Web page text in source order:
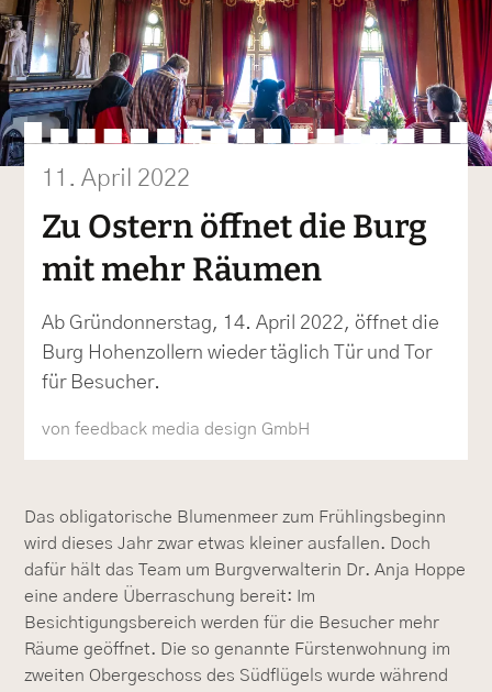
11. April 2022
Zu Ostern öffnet die Burg
mit mehr Räumen
Ab Gründonnerstag, 14. April 2022, öffnet die
Burg Hohenzollern wieder täglich Tür und Tor
für Besucher.
von feedback media design GmbH
Das obligatorische Blumenmeer zum Frühlingsbeginn
wird dieses Jahr zwar etwas kleiner ausfallen. Doch
dafür hält das Team um Burgverwalterin Dr. Anja Hoppe
eine andere Überraschung bereit: Im
Besichtigungsbereich werden für die Besucher mehr
Räume geöffnet. Die so genannte Fürstenwohnung im
zweiten Obergeschoss des Südflügels wurde während